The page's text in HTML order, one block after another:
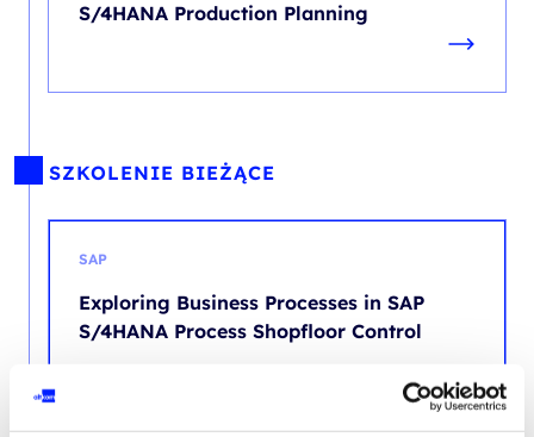
S/4HANA Production Planning
SZKOLENIE BIEŻĄCE
SAP
Exploring Business Processes in SAP
S/4HANA Process Shopfloor Control